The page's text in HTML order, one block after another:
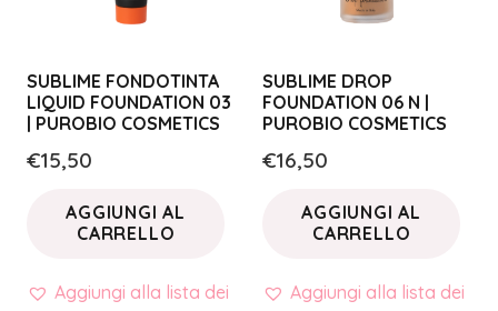
SUBLIME FONDOTINTA
LIQUID FOUNDATION 03
| PUROBIO COSMETICS
€15,50
AGGIUNGI AL
CARRELLO
Aggiungi alla lista dei
SUBLIME DROP
FOUNDATION 06 N |
PUROBIO COSMETICS
€16,50
AGGIUNGI AL
CARRELLO
Aggiungi alla lista dei